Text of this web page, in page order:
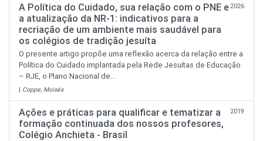
A Política do Cuidado, sua relação com o PNE e
a atualização da NR-1: indicativos para a
recriação de um ambiente mais saudável para
os colégios de tradição jesuíta
2026
O presente artigo propõe uma reflexão acerca da relação entre a
Política do Cuidado implantada pela Rede Jesuítas de Educação
– RJE, o Plano Nacional de...
| Coppe, Moisés
Ações e práticas para qualificar e tematizar a
formação continuada dos nossos profesores,
Colégio Anchieta - Brasil
2019